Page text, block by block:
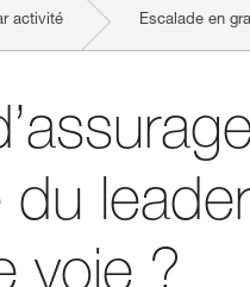
activité Escalade en
du